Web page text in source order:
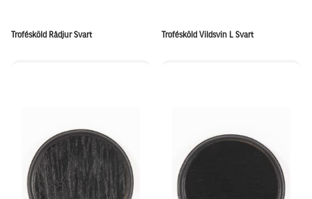
Trofésköld Rådjur Svart Trofésköld Vildsvin L Svart